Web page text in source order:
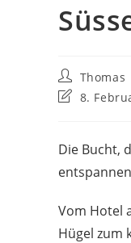
Beitrags-
Autor:
Thomas
Beitrag
am:
8.
Die Bucht,
Vom Hotel
Hügel zum